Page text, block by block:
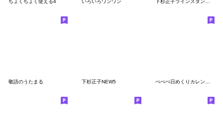
ちょくちょく使える4 いろいろワンワン 下杉正子ラインスタンプ賀正
敬語のうたまる 下杉正子NEW5